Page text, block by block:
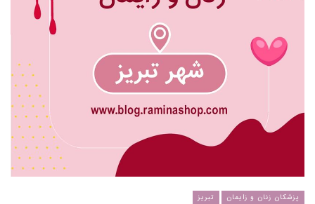
پزشکان زنان و زایمان تبریز